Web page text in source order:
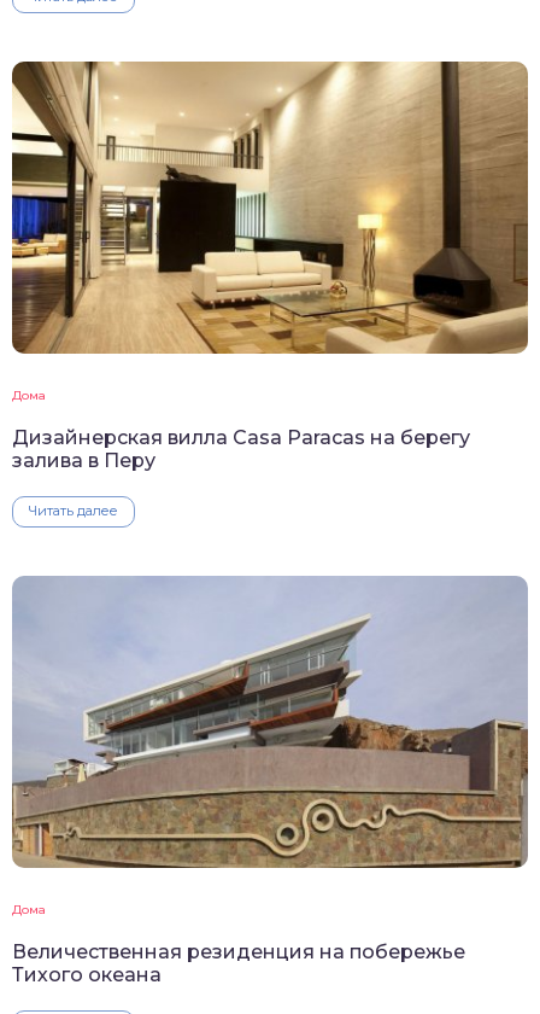
Дома
Дизайнерская вилла Casa Paracas на берегу
залива в Перу
Читать далее
Дома
Величественная резиденция на побережье
Тихого океана